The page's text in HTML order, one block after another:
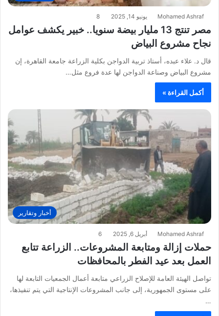
Mohamed Ashraf يونيو 14, 2025 8
مصر تنتج 13 مليار بيضة سنويا.. خبير يكشف عوامل
نجاح مشروع البياض
قال د. علاء عبده، أستاذ تربية الدواجن بكلية الزراعة جامعة القاهرة، إن
مشروع البياض وصناعة الدواجن لها عدة فروع مثل…
أكمل القراءة »
أخبار وتقارير
Mohamed Ashraf أبريل 6, 2025 6
حملات إزالة ومتابعة المشروعات.. الزراعة تتابع
العمل بعد عيد الفطر بالمحافظات
تواصل الهيئة العامة للإصلاح الزراعي متابعة أعمال الجمعيات التابعة لها
على مستوى الجمهورية، إلى جانب المشروعات الإنتاجية التي يتم تنفيذها،
…